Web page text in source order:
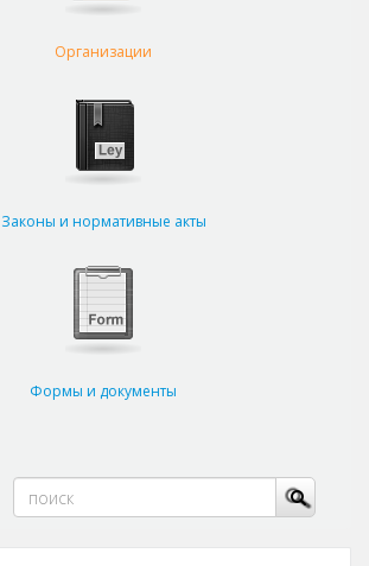
Организации
Законы и нормативные акты
Формы и документы